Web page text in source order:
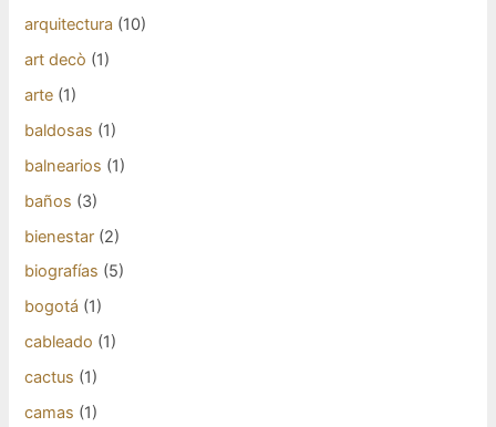
arquitectura (10)
art decò (1)
arte (1)
baldosas (1)
balnearios (1)
baños (3)
bienestar (2)
biografías (5)
bogotá (1)
cableado (1)
cactus (1)
camas (1)